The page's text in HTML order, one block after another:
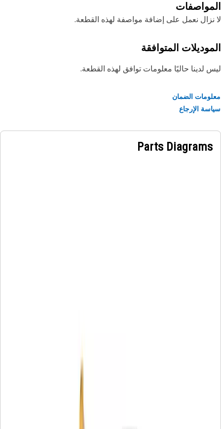
نعمل على إضافة مواصفة لهذه القطعة.
المتوافقة
لدينا حاليًا معلومات توافق لهذه القطعة.
الضمان
الإرجاع
Parts Diagrams